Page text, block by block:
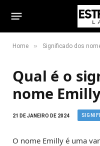
Home » Significado dos
Qual é o
nome
21 DE JANEIRO DE 2024
O nome Emilly é uma